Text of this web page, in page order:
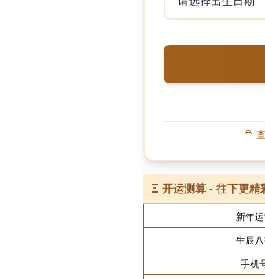
Ξ 开运测算 - 往下更精
新年
生辰
手机